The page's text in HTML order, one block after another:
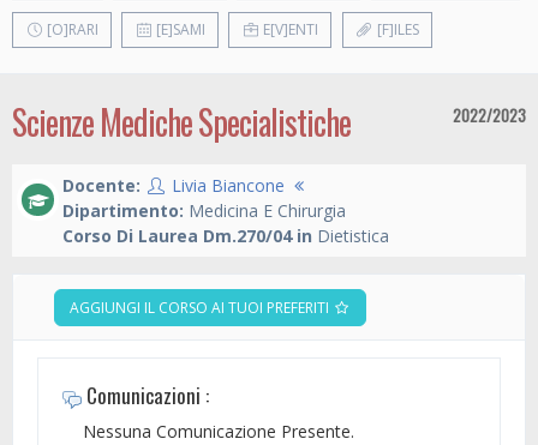
[O]RARI [E]SAMI E[V]ENTI [F]ILES
Scienze Mediche Specialistiche 2022/2023
Docente:
Livia Biancone
Dipartimento: Medicina E Chirurgia
Corso Di Laurea Dm.270/04 in Dietistica
AGGIUNGI IL CORSO AI TUOI PREFERITI
Comunicazioni :
Nessuna Comunicazione Presente.